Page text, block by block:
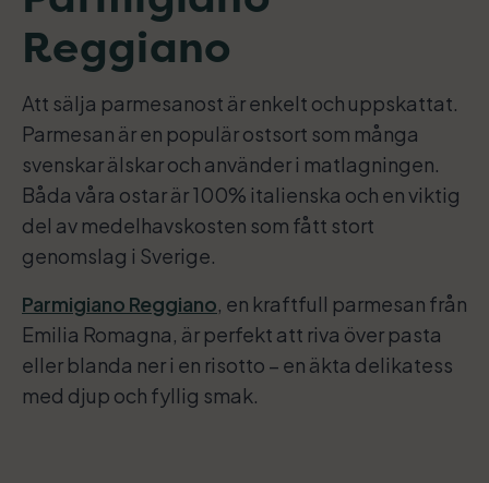
Reggiano
Att sälja parmesanost är enkelt och uppskattat.
Parmesan är en populär ostsort som många
svenskar älskar och använder i matlagningen.
Båda våra ostar är 100% italienska och en viktig
del av medelhavskosten som fått stort
genomslag i Sverige.
Parmigiano Reggiano, en kraftfull parmesan från
Emilia Romagna, är perfekt att riva över pasta
eller blanda ner i en risotto – en äkta delikatess
med djup och fyllig smak.